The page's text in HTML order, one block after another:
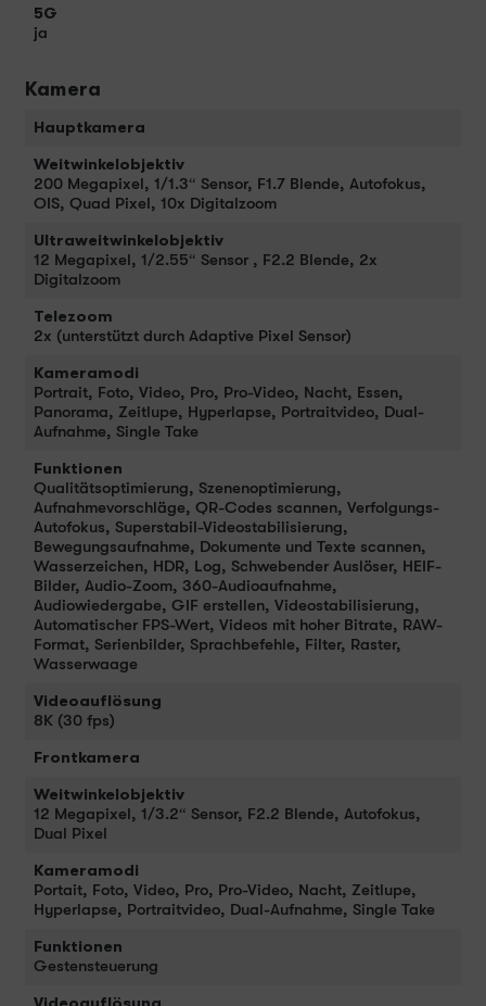
5G
ja
Kamera
Hauptkamera
Weitwinkelobjektiv
200 Megapixel, 1/1.3“ Sensor, F1.7 Blende, Autofokus,
OIS, Quad Pixel, 10x Digitalzoom
Ultraweitwinkelobjektiv
12 Megapixel, 1/2.55“ Sensor , F2.2 Blende, 2x
Digitalzoom
Telezoom
2x (unterstützt durch Adaptive Pixel Sensor)
Kameramodi
Portrait, Foto, Video, Pro, Pro-Video, Nacht, Essen,
Panorama, Zeitlupe, Hyperlapse, Portraitvideo, Dual-
Aufnahme, Single Take
Funktionen
Qualitätsoptimierung, Szenenoptimierung,
Aufnahmevorschläge, QR-Codes scannen, Verfolgungs-
Autofokus, Superstabil-Videostabilisierung,
Bewegungsaufnahme, Dokumente und Texte scannen,
Wasserzeichen, HDR, Log, Schwebender Auslöser, HEIF-
Bilder, Audio-Zoom, 360-Audioaufnahme,
Audiowiedergabe, GIF erstellen, Videostabilisierung,
Automatischer FPS-Wert, Videos mit hoher Bitrate, RAW-
Format, Serienbilder, Sprachbefehle, Filter, Raster,
Wasserwaage
Videoauflösung
8K (30 fps)
Frontkamera
Weitwinkelobjektiv
12 Megapixel, 1/3.2“ Sensor, F2.2 Blende, Autofokus,
Dual Pixel
Kameramodi
Portait, Foto, Video, Pro, Pro-Video, Nacht, Zeitlupe,
Hyperlapse, Portraitvideo, Dual-Aufnahme, Single Take
Funktionen
Gestensteuerung